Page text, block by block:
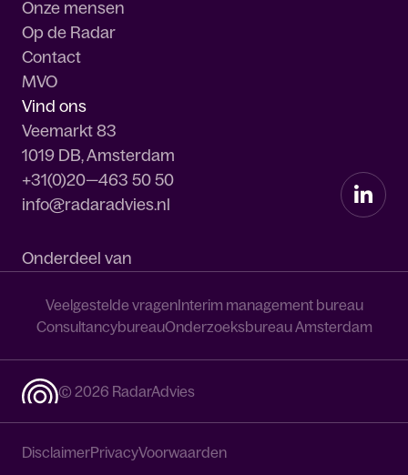
Onze mensen
Op de Radar
Contact
MVO
Vind ons
Veemarkt 83
1019 DB, Amsterdam
+31(0)20—463 50 50
info@radaradvies.nl
Onderdeel van
Veelgestelde vragenInterim management bureau
ConsultancybureauOnderzoeksbureau Amsterdam
© 2026 RadarAdvies
DisclaimerPrivacyVoorwaarden